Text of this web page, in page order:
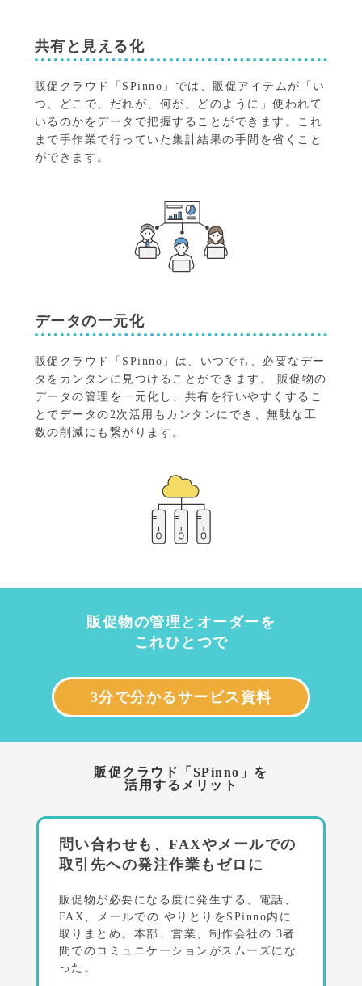
共有と見える化
販促クラウド「SPinno」では、販促アイテムが「い
つ、どこで、だれが、何が、どのように」使われて
いるのかをデータで把握することができます。
これ
まで手作業で行っていた集計結果の手間を省くこと
ができます。
データの一元化
販促クラウド「SPinno」は、いつでも、必要なデー
タをカンタンに見つけることができます。
販促物の
データの管理を一元化し、共有を行いやすくするこ
とでデータの2次活用もカンタンにでき、無駄な工
数の削減にも繋がります。
販促物の管理とオーダーを
これひとつで
3分で分かるサービス資料
販促クラウド「SPinno」を
活用するメリット
問い合わせも、FAXやメールでの
取引先への発注作業もゼロに
販促物が必要になる度に発生する、電話、
FAX、メールでの やりとりをSPinno内に
取りまとめ。本部、営業、制作会社の 3者
間でのコミュニケーションがスムーズにな
った。